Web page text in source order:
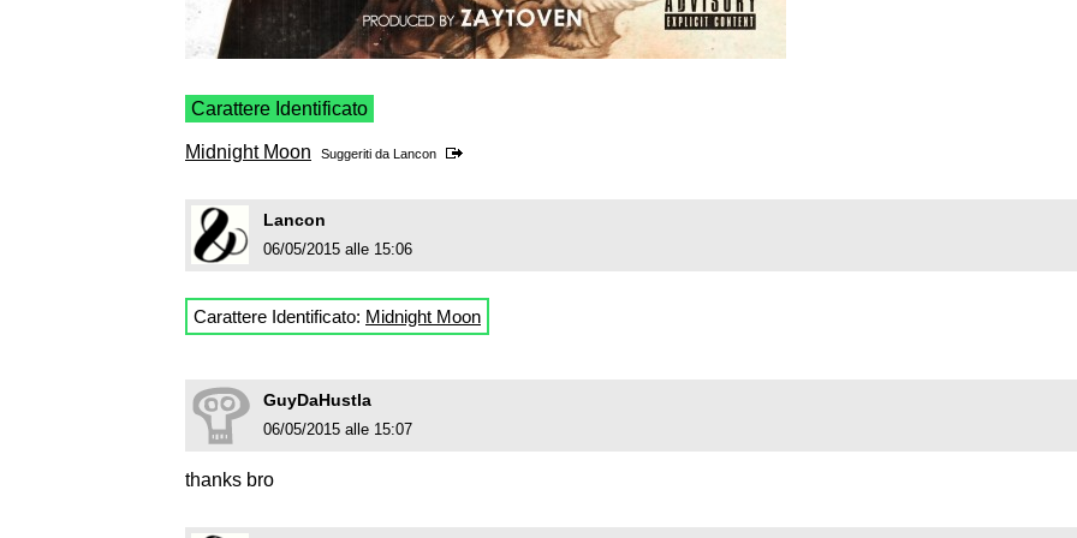
Carattere Identificato
Midnight Moon Suggeriti da Lancon
Lancon
06/05/2015 alle 15:06
Carattere Identificato: Midnight Moon
GuyDaHustla
06/05/2015 alle 15:07
thanks bro